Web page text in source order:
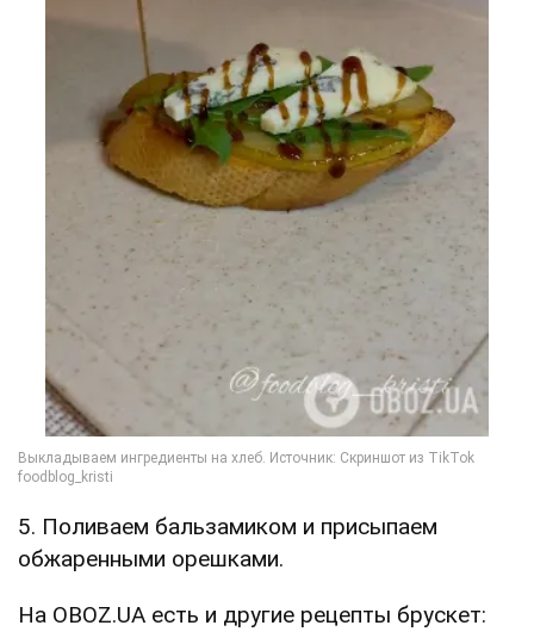
5. Поливаем бальзамиком и присыпаем
обжаренными орешками.
На OBOZ.UA есть и другие рецепты брускет: